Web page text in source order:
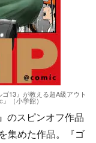
13』が教える超A級アウト
（小学館）
のスピンオフ作品
集めた作品。『ゴ